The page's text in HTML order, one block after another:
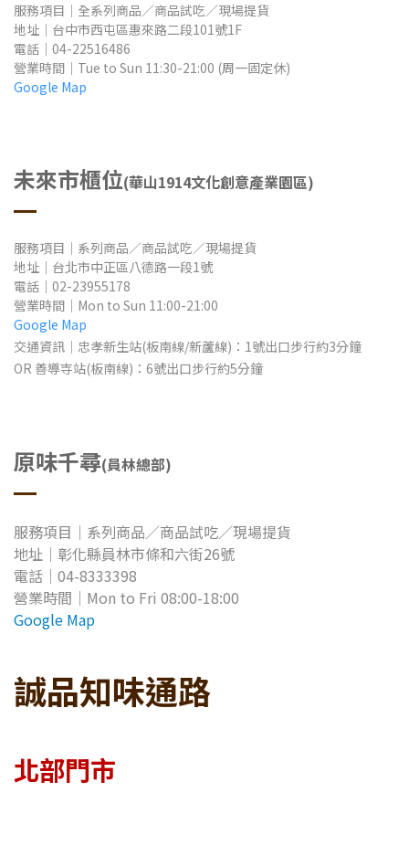
服務項目｜全系列商品／商品試吃／現場提貨
地址 ｜ 台中市西屯區惠來路二段101號1F
電話｜04-22516486
營業時間 ｜Tue to Sun 11:30-21:00 (周一固定休)
Google Map
未來市櫃位(華山1914文化創意產業園區)
服務項目｜系列商品／商品試吃／現場提貨
地址 ｜ 台北市中正區八德路一段1號
電話｜02-23955178
營業時間 ｜Mon to Sun 11:00-21:00
Google Map
交通資訊｜忠孝新生站(板南線/新蘆線)：1號出口步行約3分鐘
OR 善導寺站(板南線)：6號出口步行約5分鐘
原味千尋(員林總部)
服務項目｜系列商品／商品試吃／現場提貨
地址 ｜ ​彰化縣員林市條和六街26號
電話｜04-8333398
營業時間 ｜Mon to Fri 08:00-18:00
Google Map
誠品知味通路
北部門市